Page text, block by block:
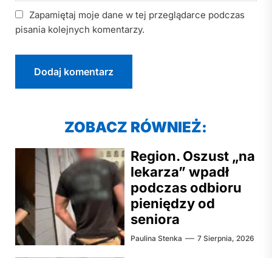
Zapamiętaj moje dane w tej przeglądarce podczas
pisania kolejnych komentarzy.
ZOBACZ RÓWNIEŻ:
Region. Oszust „na
lekarza” wpadł
podczas odbioru
pieniędzy od
seniora
Paulina Stenka 7 Sierpnia, 2026